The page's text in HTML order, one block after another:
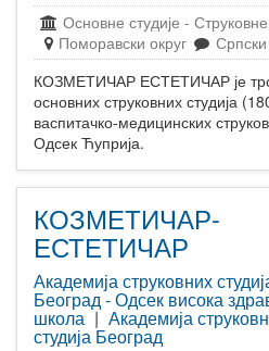
Основне студије - Струковне
Поморавски округ
Српски
КОЗМЕТИЧАР ЕСТЕТИЧАР је
основних струковних студија
васпитачко-медицинских
Одсек Ћуприја.
КОЗМЕТИЧАР-
ЕСТЕТИЧАР
Академија струковних
Београд - Одсек висока
школа | Академија
студија Београд